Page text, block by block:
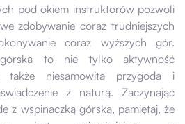
pod okiem instruktorów pozwoli
zdobywanie coraz trudniejszych
coraz wyższych gór.
górska to nie tylko aktywność
także niesamowita przygoda i
z naturą. Zaczynając
z wspinaczką górską, pamiętaj, że